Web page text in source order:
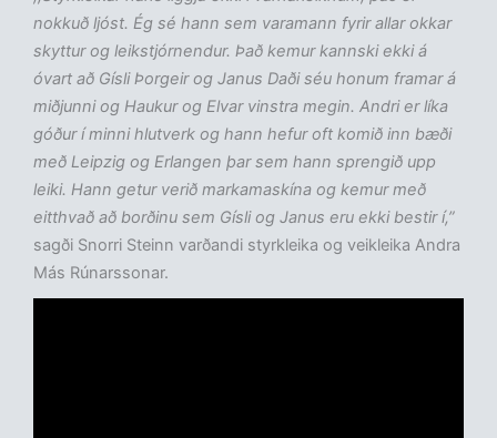
nokkuð ljóst. Ég sé hann sem varamann fyrir allar okkar
skyttur og leikstjórnendur. Það kemur kannski ekki á
óvart að Gísli Þorgeir og Janus Daði séu honum framar á
miðjunni og Haukur og Elvar vinstra megin. Andri er líka
góður í minni hlutverk og hann hefur oft komið inn bæði
með Leipzig og Erlangen þar sem hann sprengið upp
leiki. Hann getur verið markamaskína og kemur með
eitthvað að borðinu sem Gísli og Janus eru ekki bestir í,”
sagði Snorri Steinn varðandi styrkleika og veikleika Andra
Más Rúnarssonar.